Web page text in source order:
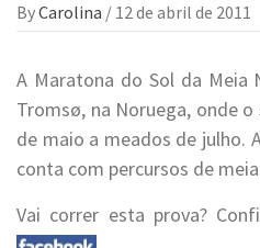
ByCarolina / 12 de abril de 2011
A Maratona do Sol da Meia
Tromsø, na Noruega, onde
de maio a meados de julho.
conta com percursos de
Vai correr esta prova?